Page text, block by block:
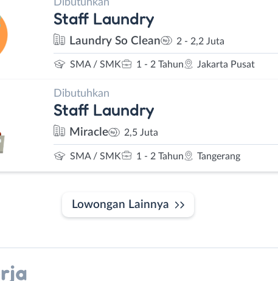
Staff Laundry
Laundry So Clean 2 - 2,2 Juta
SMA / SMK 1 - 2 Tahun Jakarta Pusat
Dibutuhkan
Staff Laundry
Miracle 2,5 Juta
SMA / SMK 1 - 2 Tahun Tangerang
Lowongan Lainnya